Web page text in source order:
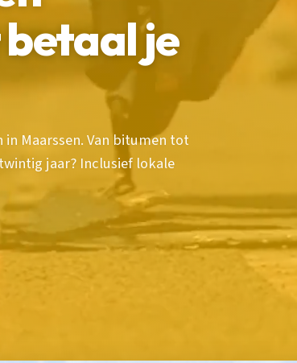
je
Maarssen. Van bitumen tot
jaar? Inclusief lokale